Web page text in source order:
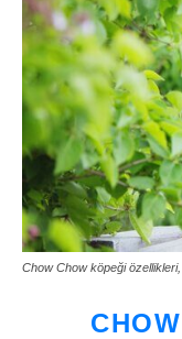
Chow Chow köpeği